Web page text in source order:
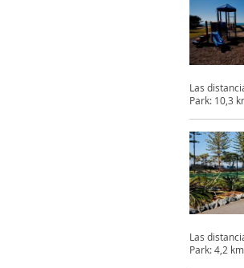
Las
Park: 10,3
Las
Park: 4,2